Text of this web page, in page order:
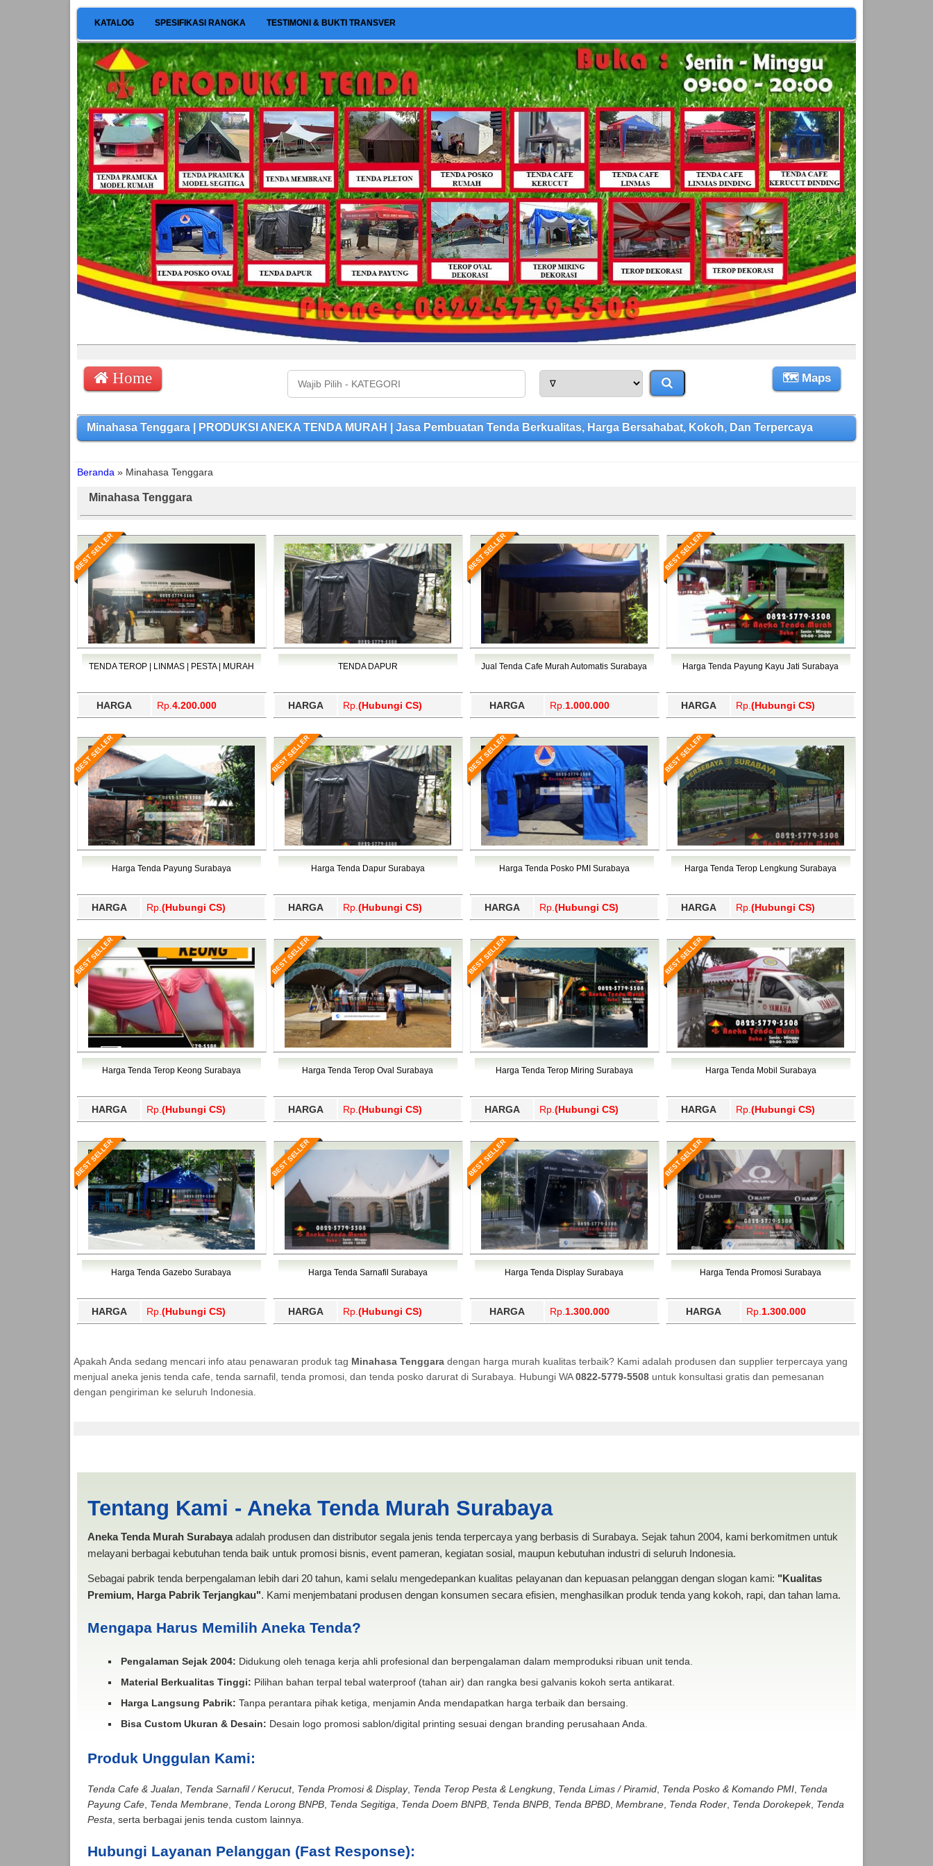
KATALOG SPESIFIKASI RANGKA TESTIMONI & BUKTI TRANSVER
Home 🗺 Maps
Minahasa Tenggara | PRODUKSI ANEKA TENDA MURAH | Jasa Pembuatan Tenda Berkualitas, Harga Bersahabat, Kokoh, Dan Terpercaya
Beranda » Minahasa Tenggara
Minahasa Tenggara
BEST SELLER
TENDA TEROP | LINMAS | PESTA | MURAH
HARGA Rp. 4.200.000
TENDA DAPUR
HARGA Rp. (Hubungi CS)
BEST SELLER
Jual Tenda Cafe Murah Automatis Surabaya
HARGA Rp. 1.000.000
BEST SELLER
Harga Tenda Payung Kayu Jati Surabaya
HARGA Rp. (Hubungi CS)
BEST SELLER
Harga Tenda Payung Surabaya
HARGA Rp. (Hubungi CS)
BEST SELLER
Harga Tenda Dapur Surabaya
HARGA Rp. (Hubungi CS)
BEST SELLER
Harga Tenda Posko PMI Surabaya
HARGA Rp. (Hubungi CS)
BEST SELLER
Harga Tenda Terop Lengkung Surabaya
HARGA Rp. (Hubungi CS)
BEST SELLER
Harga Tenda Terop Keong Surabaya
HARGA Rp. (Hubungi CS)
BEST SELLER
Harga Tenda Terop Oval Surabaya
HARGA Rp. (Hubungi CS)
BEST SELLER
Harga Tenda Terop Miring Surabaya
HARGA Rp. (Hubungi CS)
BEST SELLER
Harga Tenda Mobil Surabaya
HARGA Rp. (Hubungi CS)
BEST SELLER
Harga Tenda Gazebo Surabaya
HARGA Rp. (Hubungi CS)
BEST SELLER
Harga Tenda Sarnafil Surabaya
HARGA Rp. (Hubungi CS)
BEST SELLER
Harga Tenda Display Surabaya
HARGA Rp. 1.300.000
BEST SELLER
Harga Tenda Promosi Surabaya
HARGA Rp. 1.300.000
Apakah Anda sedang mencari info atau penawaran produk tag Minahasa Tenggaradengan harga murah kualitas terbaik? Kami adalah produsen dan supplier terpercaya yang
menjual aneka jenis tenda cafe, tenda sarnafil, tenda promosi, dan tenda posko darurat di Surabaya. Hubungi WA0822-5779-5508untuk konsultasi gratis dan pemesanan
dengan pengiriman ke seluruh Indonesia.
Tentang Kami - Aneka Tenda Murah Surabaya
Aneka Tenda Murah Surabayaadalah produsen dan distributor segala jenis tenda terpercaya yang berbasis di Surabaya. Sejak tahun 2004, kami berkomitmen untuk
melayani berbagai kebutuhan tenda baik untuk promosi bisnis, event pameran, kegiatan sosial, maupun kebutuhan industri di seluruh Indonesia.
Sebagai pabrik tenda berpengalaman lebih dari 20 tahun, kami selalu mengedepankan kualitas pelayanan dan kepuasan pelanggan dengan slogan kami: "Kualitas
Premium, Harga Pabrik Terjangkau". Kami menjembatani produsen dengan konsumen secara efisien, menghasilkan produk tenda yang kokoh, rapi, dan tahan lama.
Mengapa Harus Memilih Aneka Tenda?
Pengalaman Sejak 2004: Didukung oleh tenaga kerja ahli profesional dan berpengalaman dalam memproduksi ribuan unit tenda.
Material Berkualitas Tinggi: Pilihan bahan terpal tebal waterproof (tahan air) dan rangka besi galvanis kokoh serta antikarat.
Harga Langsung Pabrik: Tanpa perantara pihak ketiga, menjamin Anda mendapatkan harga terbaik dan bersaing.
Bisa Custom Ukuran & Desain: Desain logo promosi sablon/digital printing sesuai dengan branding perusahaan Anda.
Produk Unggulan Kami:
Tenda Cafe & Jualan Tenda Sarnafil / Kerucut, Tenda Promosi & Display, Tenda Terop Pesta & Lengkung, Tenda Limas / Piramid, Tenda Posko & Komando PMI, Tenda
Payung Cafe, Tenda Membrane, Tenda Lorong BNPB, Tenda Segitiga Tenda Doem BNPB, Tenda BNPB, Tenda BPBD, Membrane, Tenda Roder, Tenda Dorokepek, Tenda
Pesta , serta berbagai jenis tenda custom lainnya.
Hubungi Layanan Pelanggan (Fast Response):